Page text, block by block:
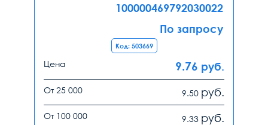
100000469792030022
По запросу
Код: 503669
Цена 9.76 руб.
От 25 000 9.50 руб.
От 100 000 9.33 руб.